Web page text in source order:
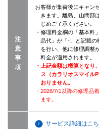
注
意
事
項
お客様が集荷後にキャン
きます。離島、山間部
じめご了承ください。
・修理料金欄の「基本料
品代」が「-」と記載
を行い、他に修理調整
料金が適用されます。
・上記金額は概算となり
ス（カラリオスマイル
おりません。
・2026/7/1以降の修理品
ます。
サービス詳細はこ